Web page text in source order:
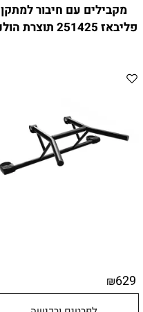
מקבילים עם חיבור למתקן
פליבאז 251425 תוצרת הולנד
₪629